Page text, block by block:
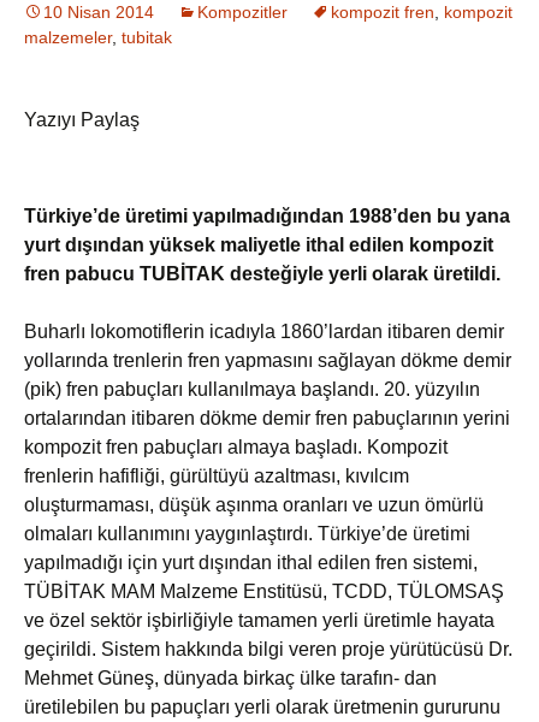
10 Nisan 2014 Kompozitler kompozit fren, kompozit
malzemeler, tubitak
Yazıyı Paylaş
Türkiye’de üretimi yapılmadığından 1988’den bu yana
yurt dışından yüksek maliyetle ithal edilen kompozit
fren pabucu TUBİTAK desteğiyle yerli olarak üretildi.
Buharlı lokomotiflerin icadıyla 1860’lardan itibaren demir
yollarında trenlerin fren yapmasını sağlayan dökme demir
(pik) fren pabuçları kullanılmaya başlandı. 20. yüzyılın
ortalarından itibaren dökme demir fren pabuçlarının yerini
kompozit fren pabuçları almaya başladı. Kompozit
frenlerin hafifliği, gürültüyü azaltması, kıvılcım
oluşturmaması, düşük aşınma oranları ve uzun ömürlü
olmaları kullanımını yaygınlaştırdı. Türkiye’de üretimi
yapılmadığı için yurt dışından ithal edilen fren sistemi,
TÜBİTAK MAM Malzeme Enstitüsü, TCDD, TÜLOMSAŞ
ve özel sektör işbirliğiyle tamamen yerli üretimle hayata
geçirildi. Sistem hakkında bilgi veren proje yürütücüsü Dr.
Mehmet Güneş, dünyada birkaç ülke tarafın- dan
üretilebilen bu papuçları yerli olarak üretmenin gururunu